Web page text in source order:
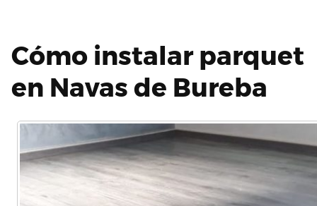
Cómo instalar parquet
en Navas de Bureba